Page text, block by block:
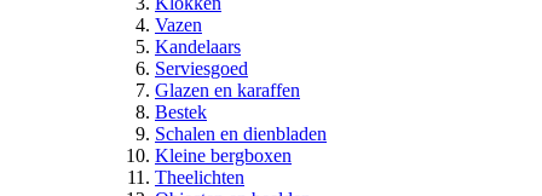
Vazen
Kandelaars
Serviesgoed
Glazen en karaffen
Bestek
Schalen en dienbladen
Kleine bergboxen
Theelichten